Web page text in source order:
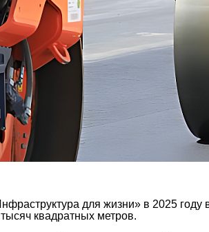
для жизни» в 2025
квадратных метров.